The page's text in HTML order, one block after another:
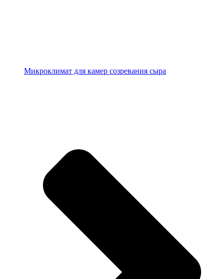
Микроклимат для камер созревания сыра